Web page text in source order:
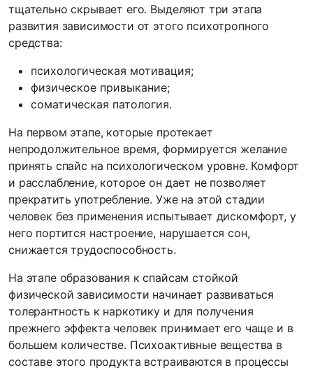
тщательно скрывает его. Выделяют три этапа
развития зависимости от этого психотропного
средства:
психологическая мотивация;
физическое привыкание;
соматическая патология.
На первом этапе, которые протекает
непродолжительное время, формируется желание
принять спайс на психологическом уровне. Комфорт
и расслабление, которое он дает не позволяет
прекратить употребление. Уже на этой стадии
человек без применения испытывает дискомфорт, у
него портится настроение, нарушается сон,
снижается трудоспособность.
На этапе образования к спайсам стойкой
физической зависимости начинает развиваться
толерантность к наркотику и для получения
прежнего эффекта человек принимает его чаще и в
большем количестве. Психоактивные вещества в
составе этого продукта встраиваются в процессы